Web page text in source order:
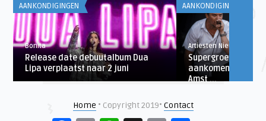
AANKONDIGINGEN
Bonita
Release date debuutalbum Dua
Lipa verplaatst naar 2 juni
AANKONDIGINGEN
Artiesten Nieuws
Supergroep Dead
aankomende
Amst ...
Home • Copyright 2019• Contact